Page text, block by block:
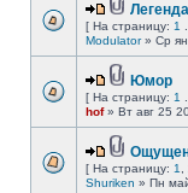
[ На страницу: 1
Modulator» Ср
Юмор
[ На страницу: 1
hof» Вт авг 25
[ На страницу: 1
Shuriken » Пн